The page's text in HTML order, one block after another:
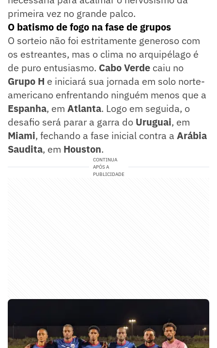
primeira vez no grande palco.
O batismo de fogo na fase de grupos
O sorteio não foi estritamente generoso com
os estreantes, mas o clima no arquipélago é
de puro entusiasmo. Cabo Verde caiu no
Grupo H e iniciará sua jornada em solo norte-
americano enfrentando ninguém menos que a
Espanha, em Atlanta. Logo em seguida, o
desafio será parar a garra do Uruguai, em
Miami, fechando a fase inicial contra a Arábia
Saudita, em Houston.
CONTINUA
APÓS A
PUBLICIDADE